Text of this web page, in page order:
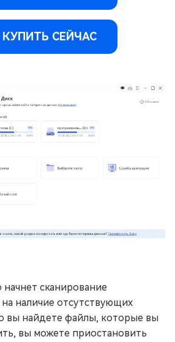
КУПИТЬ СЕЙЧАС
сканирование
наличие отсутствующих
вы найдете файлы, которые вы
вы можете приостановить